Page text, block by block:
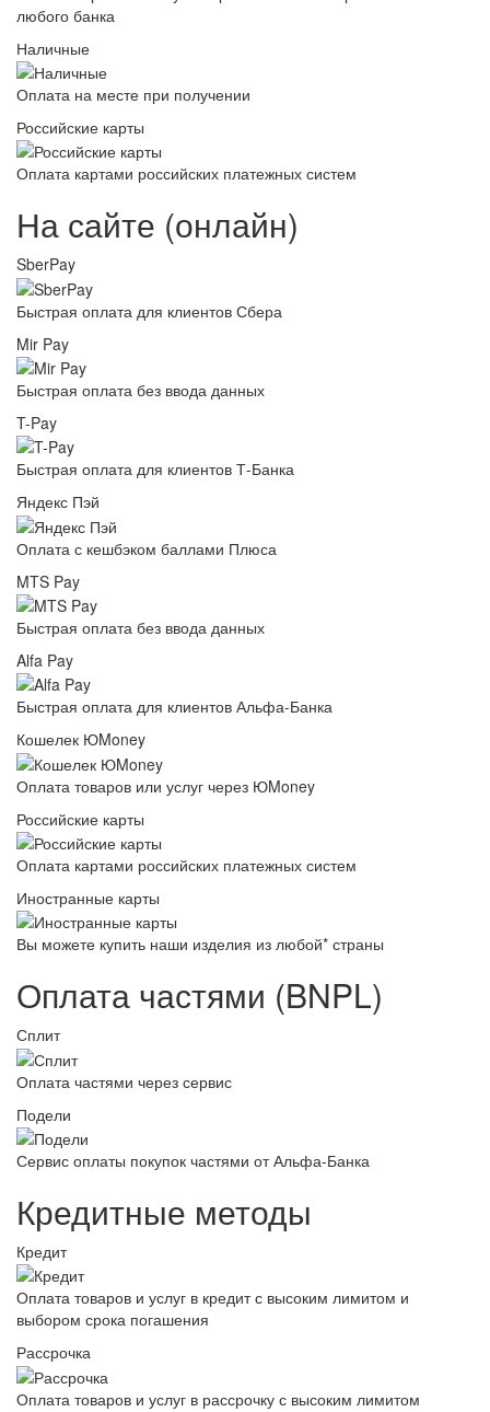
любого банка
Наличные
Оплата на месте при получении
Российские карты
Оплата картами российских платежных систем
На сайте (онлайн)
SberPay
Быстрая оплата для клиентов Сбера
Mir Pay
Быстрая оплата без ввода данных
T-Pay
Быстрая оплата для клиентов Т-Банка
Яндекс Пэй
Оплата с кешбэком баллами Плюса
MTS Pay
Быстрая оплата без ввода данных
Alfa Pay
Быстрая оплата для клиентов Альфа-Банка
Кошелек ЮMoney
Оплата товаров или услуг через ЮMoney
Российские карты
Оплата картами российских платежных систем
Иностранные карты
Вы можете купить наши изделия из любой* страны
Оплата частями (BNPL)
Сплит
Оплата частями через сервис
Подели
Сервис оплаты покупок частями от Альфа-Банка
Кредитные методы
Кредит
Оплата товаров и услуг в кредит с высоким лимитом и
выбором срока погашения
Рассрочка
Оплата товаров и услуг в рассрочку с высоким лимитом